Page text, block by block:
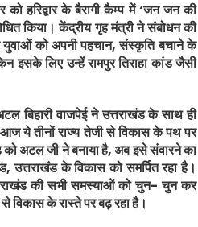
को हरिद्वार के बैरागी कैम्प में ‘जन जन की
किया। केंद्रीय गृह मंत्री ने संबोधन की
को अपनी पहचान, संस्कृति बचाने के
इसके लिए उन्हें रामपुर तिराहा कांड जैसी
बिहारी वाजपेई ने उत्तराखंड के साथ ही
आज ये तीनों राज्य तेजी से विकास के पथ पर
को अटल जी ने बनाया है, अब इसे संवारने का
के विकास को समर्पित रहा है।
की सभी समस्याओं को चुन- चुन कर
विकास के रास्ते पर बढ़ रहा है।